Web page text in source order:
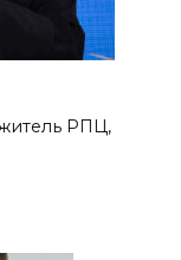
РПЦ,